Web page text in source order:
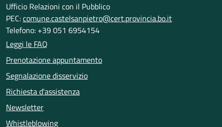
Ufficio Relazioni con il Pubblico
PEC:comune.castelsanpietro@cert.provincia.bo.it
Telefono: +39 051 6954154
Leggi le FAQ
Prenotazione appuntamento
Segnalazione disservizio
Richiesta d'assistenza
Newsletter
Whistleblowing